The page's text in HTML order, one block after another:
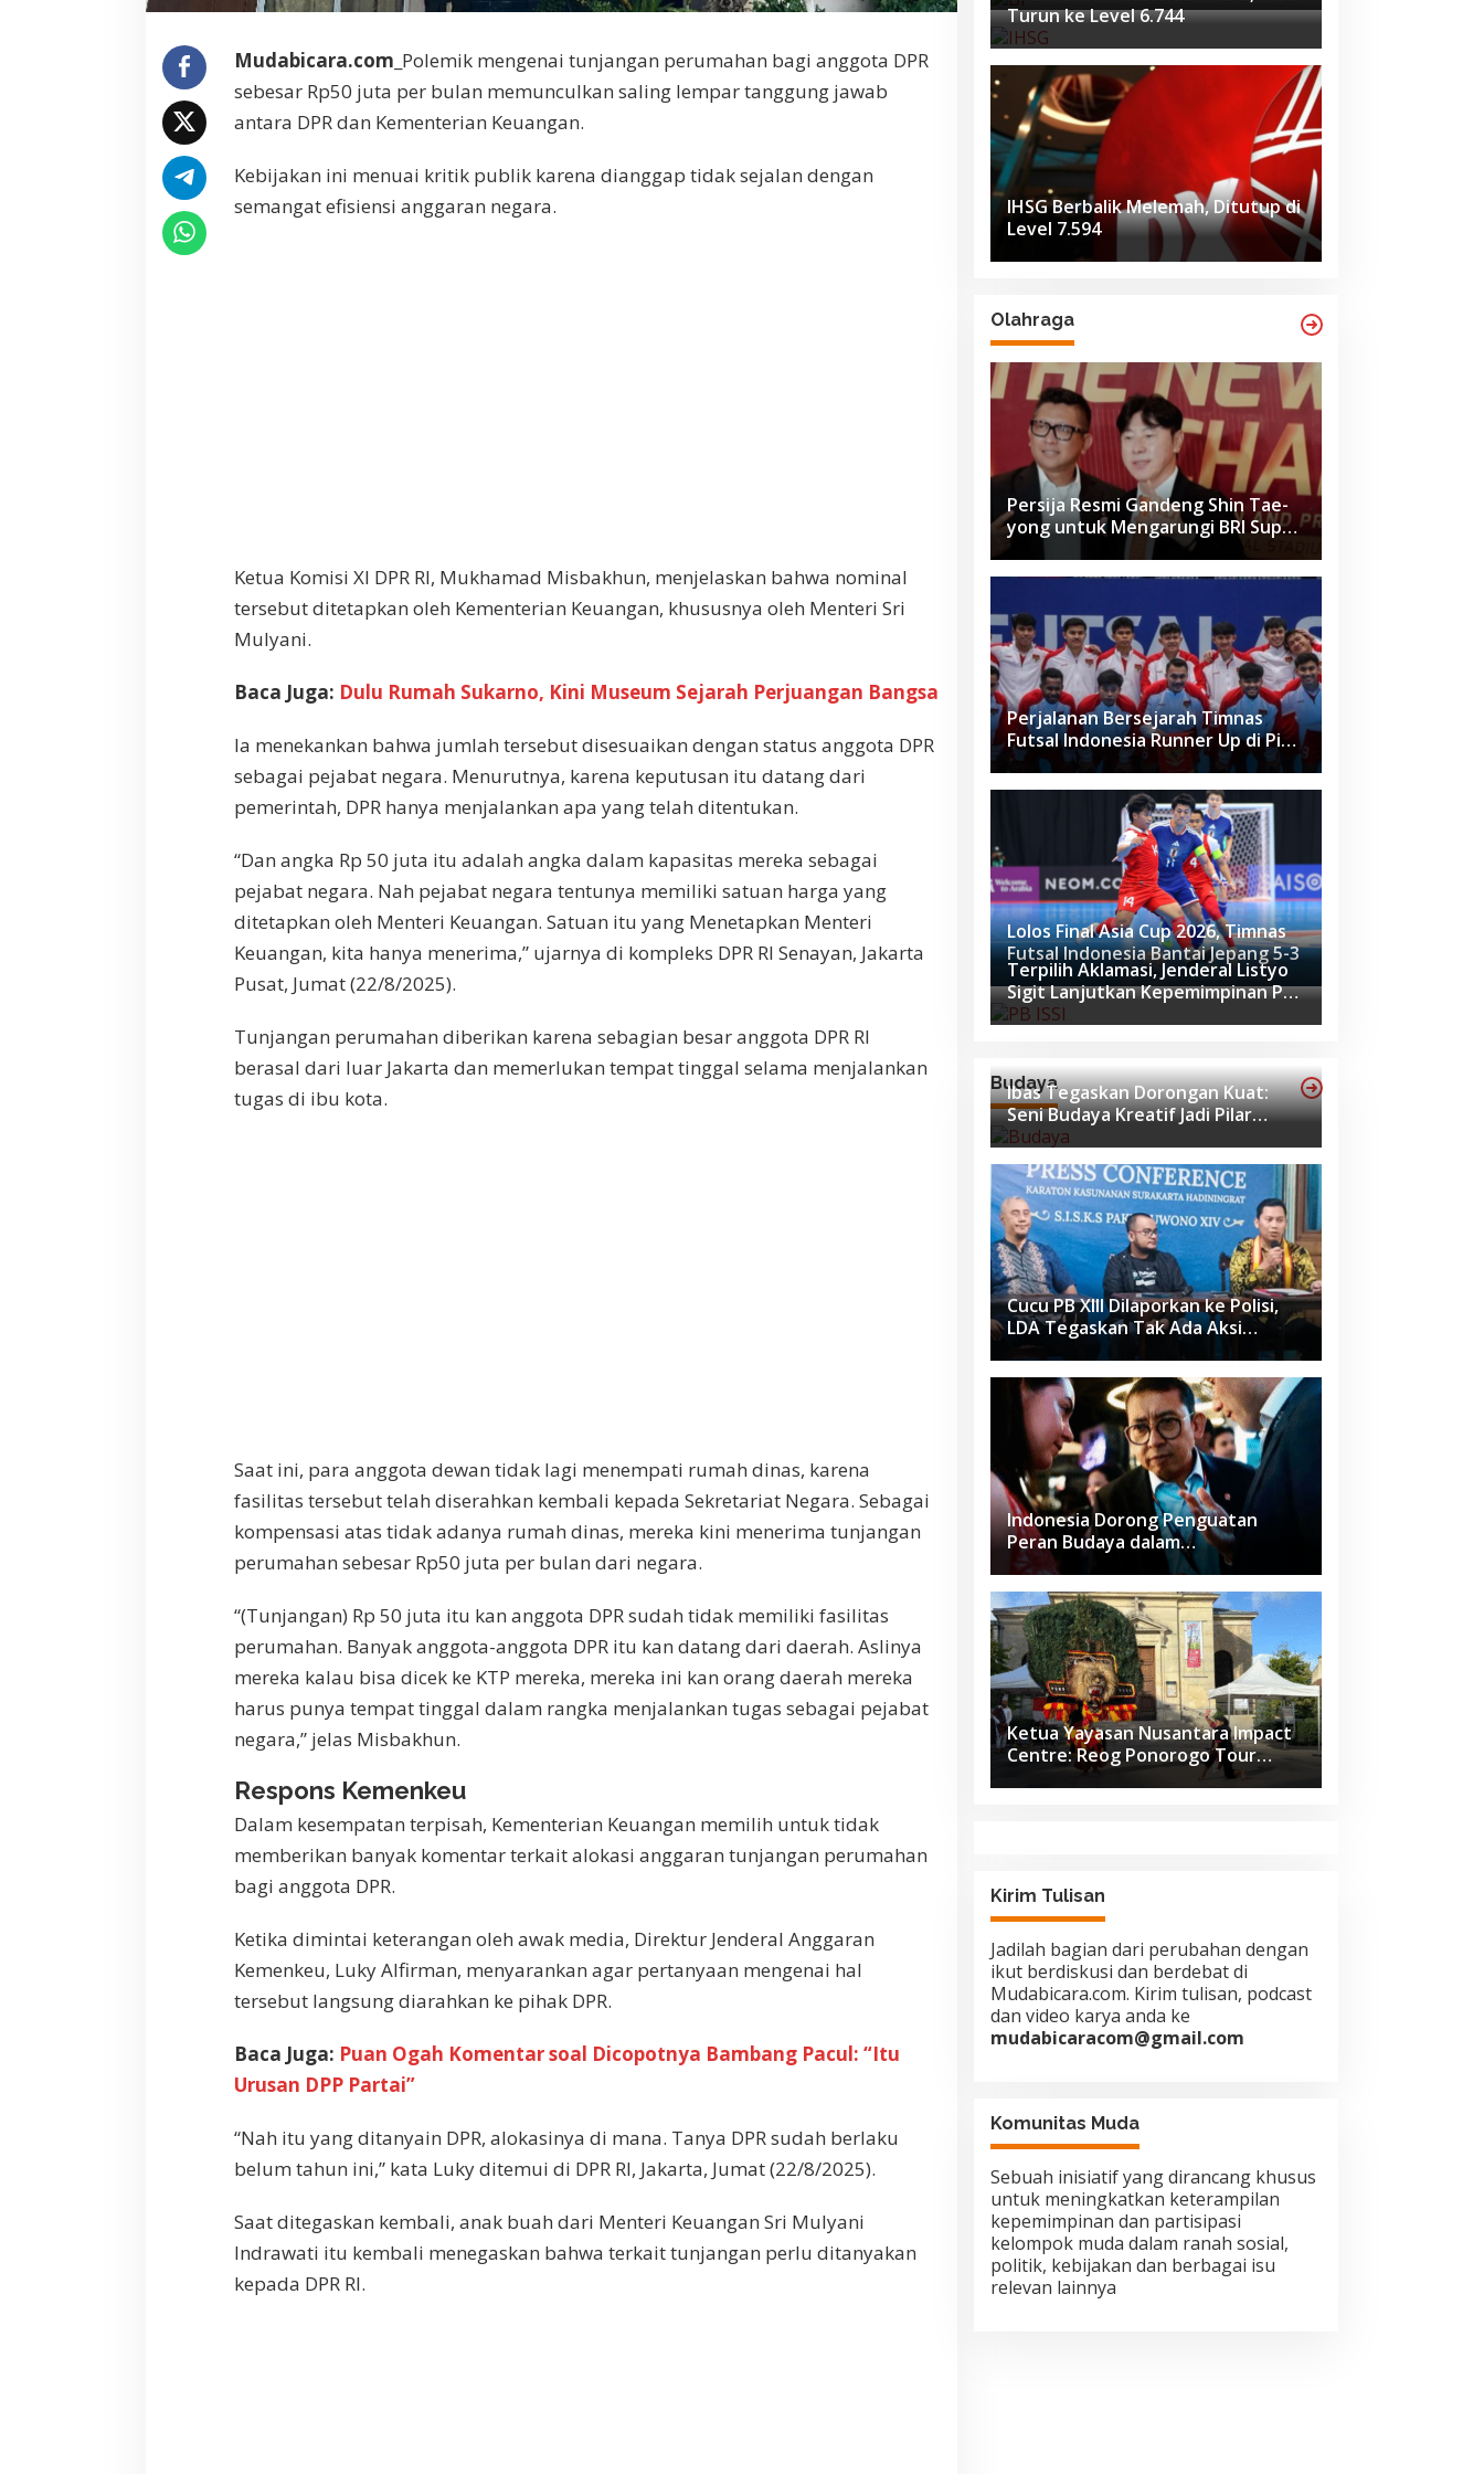
n
L
m
p
r
o
J
u
t
Mudabicara.com _Polemik mengenai tunjangan perumahan bagi anggota DPR
sebesar Rp50 juta per bulan memunculkan saling lempar tanggung jawab
antara DPR dan Kementerian Keuangan.
Kebijakan ini menuai kritik publik karena dianggap tidak sejalan dengan
semangat efisiensi anggaran negara.
Ketua Komisi XI DPR RI, Mukhamad Misbakhun, menjelaskan bahwa nominal
tersebut ditetapkan oleh Kementerian Keuangan, khususnya oleh Menteri Sri
Mulyani.
Baca Juga: Dulu Rumah Sukarno, Kini Museum Sejarah Perjuangan Bangsa
Ia menekankan bahwa jumlah tersebut disesuaikan dengan status anggota DPR
sebagai pejabat negara. Menurutnya, karena keputusan itu datang dari
pemerintah, DPR hanya menjalankan apa yang telah ditentukan.
“Dan angka Rp 50 juta itu adalah angka dalam kapasitas mereka sebagai
pejabat negara. Nah pejabat negara tentunya memiliki satuan harga yang
ditetapkan oleh Menteri Keuangan. Satuan itu yang Menetapkan Menteri
Keuangan, kita hanya menerima,” ujarnya di kompleks DPR RI Senayan, Jakarta
Pusat, Jumat (22/8/2025).
Tunjangan perumahan diberikan karena sebagian besar anggota DPR RI
berasal dari luar Jakarta dan memerlukan tempat tinggal selama menjalankan
tugas di ibu kota.
Saat ini, para anggota dewan tidak lagi menempati rumah dinas, karena
fasilitas tersebut telah diserahkan kembali kepada Sekretariat Negara. Sebagai
kompensasi atas tidak adanya rumah dinas, mereka kini menerima tunjangan
perumahan sebesar Rp50 juta per bulan dari negara.
“(Tunjangan) Rp 50 juta itu kan anggota DPR sudah tidak memiliki fasilitas
perumahan. Banyak anggota-anggota DPR itu kan datang dari daerah. Aslinya
mereka kalau bisa dicek ke KTP mereka, mereka ini kan orang daerah mereka
harus punya tempat tinggal dalam rangka menjalankan tugas sebagai pejabat
negara,” jelas Misbakhun.
Respons Kemenkeu
Dalam kesempatan terpisah, Kementerian Keuangan memilih untuk tidak
memberikan banyak komentar terkait alokasi anggaran tunjangan perumahan
bagi anggota DPR.
Ketika dimintai keterangan oleh awak media, Direktur Jenderal Anggaran
Kemenkeu, Luky Alfirman, menyarankan agar pertanyaan mengenai hal
tersebut langsung diarahkan ke pihak DPR.
Baca Juga: Puan Ogah Komentar soal Dicopotnya Bambang Pacul: “Itu
Urusan DPP Partai”
“Nah itu yang ditanyain DPR, alokasinya di mana. Tanya DPR sudah berlaku
belum tahun ini,” kata Luky ditemui di DPR RI, Jakarta, Jumat (22/8/2025).
Saat ditegaskan kembali, anak buah dari Menteri Keuangan Sri Mulyani
Indrawati itu kembali menegaskan bahwa terkait tunjangan perlu ditanyakan
kepada DPR RI.
Turun ke Level 6.744
IHSG Berbalik Melemah, Ditutup di
Level 7.594
Olahraga
Persija Resmi Gandeng Shin Tae-
yong untuk Mengarungi BRI Super
League 2026-2027
Perjalanan Bersejarah Timnas
Futsal Indonesia Runner Up di Piala
Asia Futsal 2026
Lolos Final Asia Cup 2026, Timnas
Futsal Indonesia Bantai Jepang 5-3
Terpilih Aklamasi, Jenderal Listyo
Sigit Lanjutkan Kepemimpinan PB
ISSI hingga 2029
Budaya
Ibas Tegaskan Dorongan Kuat:
Seni Budaya Kreatif Jadi Pilar
Utama Identitas dan Ekonomi
Nasional
Cucu PB XIII Dilaporkan ke Polisi,
LDA Tegaskan Tak Ada Aksi
Pemukulan
Indonesia Dorong Penguatan
Peran Budaya dalam
Pembangunan Global di Forum G20
Afrika Selatan
Ketua Yayasan Nusantara Impact
Centre: Reog Ponorogo Tour
Europe adalah Langkah Strategis
Kirim Tulisan
Jadilah bagian dari perubahan dengan
ikut berdiskusi dan berdebat di
Mudabicara.com. Kirim tulisan, podcast
dan video karya anda ke
mudabicaracom@gmail.com
Komunitas Muda
Sebuah inisiatif yang dirancang khusus
untuk meningkatkan keterampilan
kepemimpinan dan partisipasi
kelompok muda dalam ranah sosial,
politik, kebijakan dan berbagai isu
relevan lainnya